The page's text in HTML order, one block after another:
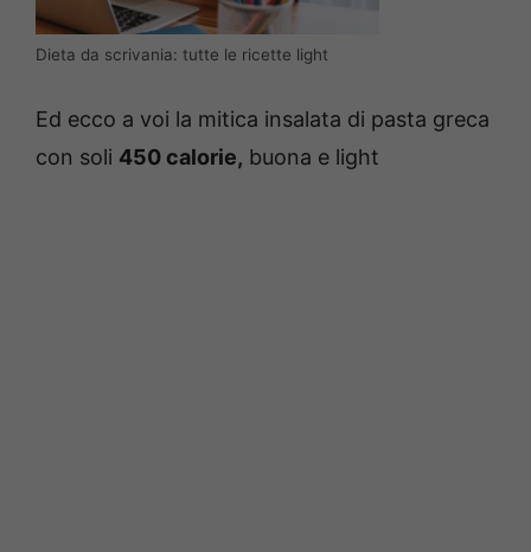
Dieta da scrivania: tutte le ricette light
Ed ecco a voi la mitica insalata di pasta greca
con soli 450 calorie, buona e light